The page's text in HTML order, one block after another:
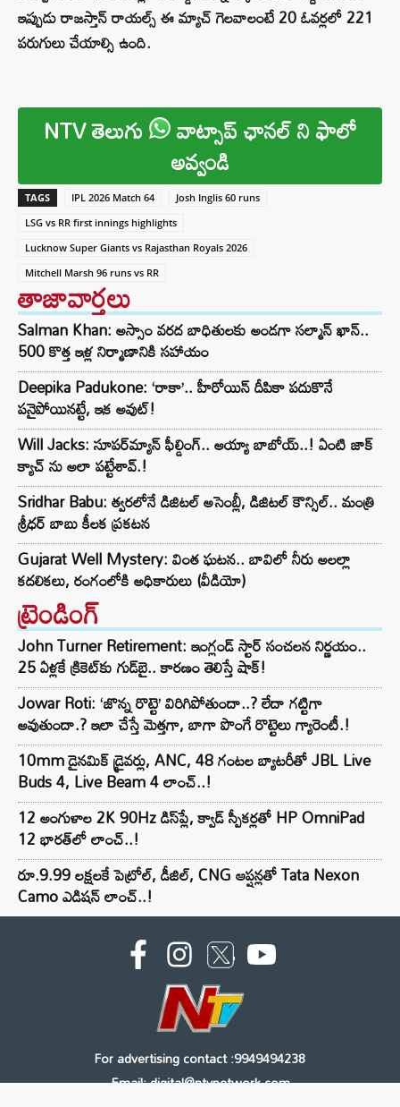
ఇప్పుడు రాజస్తాన్ రాయల్స్ ఈ మ్యాచ్ గెలవాలంటే 20 ఓవర్లలో 221
పరుగులు చేయాల్సి ఉంది.
NTV తెలుగు వాట్సాప్ ఛానల్ ని ఫాలో
అవ్వండి
TAGS IPL 2026 Match 64
Josh Inglis 60 runs
LSG vs RR first innings highlights
Lucknow Super Giants vs Rajasthan Royals 2026
Mitchell Marsh 96 runs vs RR
తాజావార్తలు
Salman Khan: అస్సాం వరద బాధితులకు అండగా సల్మాన్ ఖాన్..
500 కొత్త ఇళ్ల నిర్మాణానికి సహాయం
Deepika Padukone: ‘రాకా’.. హీరోయిన్ దీపికా పదుకొనే
పనైపోయినట్టే, ఇక అవుట్!
Will Jacks: సూపర్‌మ్యాన్ ఫీల్డింగ్.. అయ్యా బాబోయ్..! ఏంటి జాక్
క్యాచ్ ను అలా పట్టేశావ్.!
Sridhar Babu: త్వరలోనే డిజిటల్ అసెంబ్లీ, డిజిటల్ కౌన్సిల్.. మంత్రి
శ్రీధర్ బాబు కీలక ప్రకటన
Gujarat Well Mystery: వింత ఘటన.. బావిలో నీరు అలల్లా
కదలికలు, రంగంలోకి అధికారులు (వీడియో)
ట్రెండింగ్‌
John Turner Retirement: ఇంగ్లండ్ స్టార్ సంచలన నిర్ణయం..
25 ఏళ్లకే క్రికెట్‌కు గుడ్‌బై.. కారణం తెలిస్తే షాక్!
Jowar Roti: ‘జొన్న రొట్టె’ విరిగిపోతుందా..? లేదా గట్టిగా
అవుతుందా.? ఇలా చేస్తే మెత్తగా, బాగా పొంగే రొట్టెలు గ్యారెంటీ.!
10mm డైనమిక్ డ్రైవర్లు, ANC, 48 గంటల బ్యాటరీతో JBL Live
Buds 4, Live Beam 4 లాంచ్..!
12 అంగుళాల 2K 90Hz డిస్‌ప్లే, క్వాడ్ స్పీకర్లతో HP OmniPad
12 భారత్‌లో లాంచ్..!
రూ.9.99 లక్షలకే పెట్రోల్, డీజిల్, CNG ఆప్షన్లతో Tata Nexon
Camo ఎడిషన్ లాంచ్..!
For advertising contact :9949494238
Email: digital@ntvnetwork.com